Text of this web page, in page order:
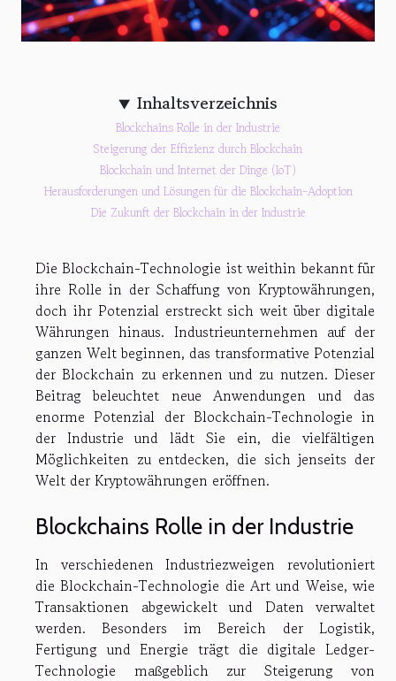
Inhaltsverzeichnis
Blockchains Rolle in der Industrie
Steigerung der Effizienz durch Blockchain
Blockchain und Internet der Dinge (IoT)
Herausforderungen und Lösungen für die Blockchain-Adoption
Die Zukunft der Blockchain in der Industrie
Die Blockchain-Technologie ist weithin bekannt für
ihre Rolle in der Schaffung von Kryptowährungen,
doch ihr Potenzial erstreckt sich weit über digitale
Währungen hinaus. Industrieunternehmen auf der
ganzen Welt beginnen, das transformative Potenzial
der Blockchain zu erkennen und zu nutzen. Dieser
Beitrag beleuchtet neue Anwendungen und das
enorme Potenzial der Blockchain-Technologie in
der Industrie und lädt Sie ein, die vielfältigen
Möglichkeiten zu entdecken, die sich jenseits der
Welt der Kryptowährungen eröffnen.
Blockchains Rolle in der Industrie
In verschiedenen Industriezweigen revolutioniert
die Blockchain-Technologie die Art und Weise, wie
Transaktionen abgewickelt und Daten verwaltet
werden. Besonders im Bereich der Logistik,
Fertigung und Energie trägt die digitale Ledger-
Technologie maßgeblich zur Steigerung von